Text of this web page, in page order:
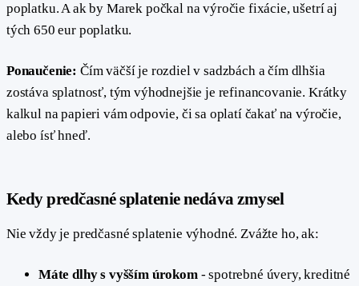
poplatku. A ak by Marek počkal na výročie fixácie, ušetrí aj
tých 650 eur poplatku.
Ponaučenie: Čím väčší je rozdiel v sadzbách a čím dlhšia
zostáva splatnosť, tým výhodnejšie je refinancovanie. Krátky
kalkul na papieri vám odpovie, či sa oplatí čakať na výročie,
alebo ísť hneď.
Kedy predčasné splatenie nedáva zmysel
Nie vždy je predčasné splatenie výhodné. Zvážte ho, ak:
Máte dlhy s vyšším úrokom- spotrebné úvery, kreditné